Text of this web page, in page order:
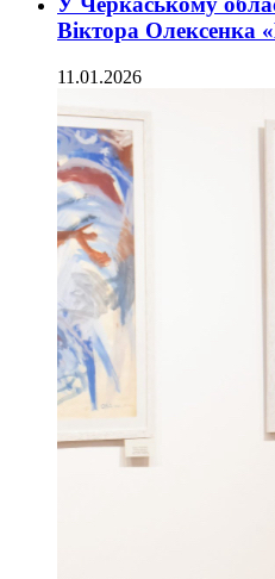
Віктора Олексенка
11.01.2026